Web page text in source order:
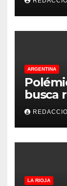
ARGENTINA
busca
LA RIOJA